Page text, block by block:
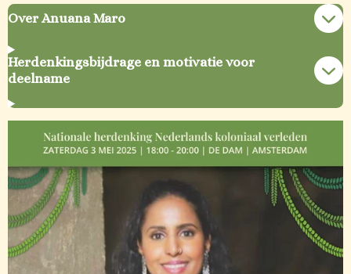
Over Anuana Maro
Herdenkingsbijdrage en motivatie voor
deelname